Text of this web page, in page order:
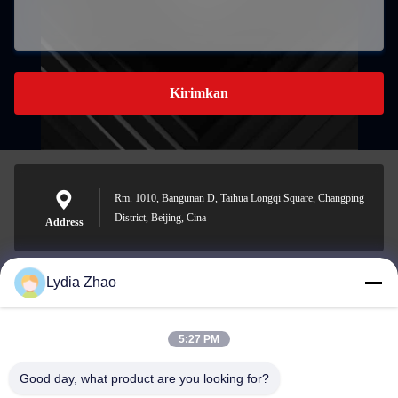
Kirimkan
Address
Rm. 1010, Bangunan D, Taihua Longqi Square, Changping
District, Beijing, Cina
jesingd@vip.sina.com
Lydia Zhao
5:27 PM
Good day, what product are you looking for?